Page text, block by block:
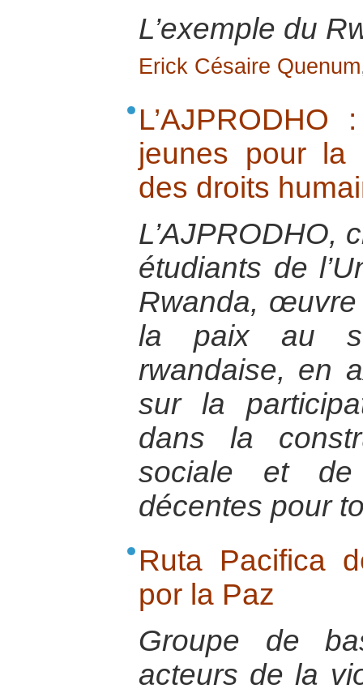
L’exemple du
Erick Césaire Quenum
jeunes pour la
des droits
L’AJPRODHO,
étudiants de
Rwanda, œuvre
la paix au
rwandaise, en
sur la
dans la
sociale et
décentes pour
Ruta Pacifica
por la Paz
Groupe de
acteurs de la